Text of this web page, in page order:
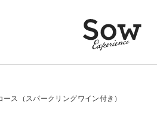
ース（スパークリングワイン付き）